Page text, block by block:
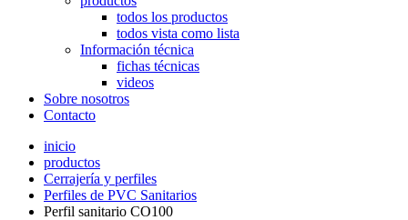
todos los productos
todos vista como lista
Información técnica
fichas técnicas
videos
Sobre nosotros
Contacto
inicio
productos
Cerrajería y perfiles
Perfiles de PVC Sanitarios
Perfil sanitario CO100